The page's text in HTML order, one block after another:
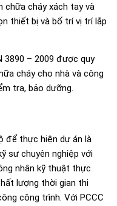
chữa cháy xách tay và
thiết bị và bố trí vị trí lắp
3890 – 2009 được quy
cháy cho nhà và công
tra, bảo dưỡng.
để thực hiện dự án là
sư chuyên nghiệp với
nhân kỹ thuật thực
lượng thời gian thi
công trình. Với PCCC